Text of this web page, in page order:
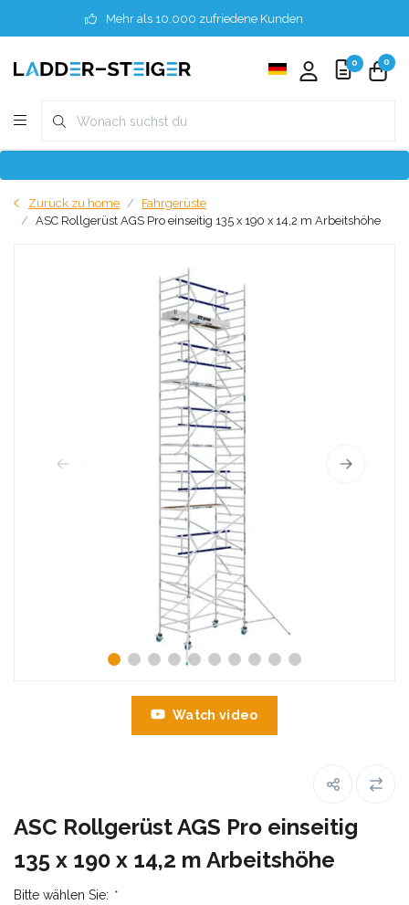
Mehr als 10.000 zufriedene Kunden
0 0
Zurück zu home
Fahrgerüste
ASC Rollgerüst AGS Pro einseitig 135 x 190 x 14,2 m Arbeitshöhe
Watch video
ASC Rollgerüst AGS Pro einseitig
135 x 190 x 14,2 m Arbeitshöhe
Bitte wählen Sie: *